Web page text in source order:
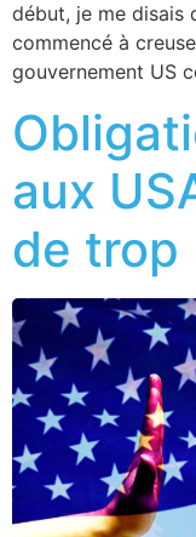
début, je me disais
commencé à
gouvernement US
aux
de trop